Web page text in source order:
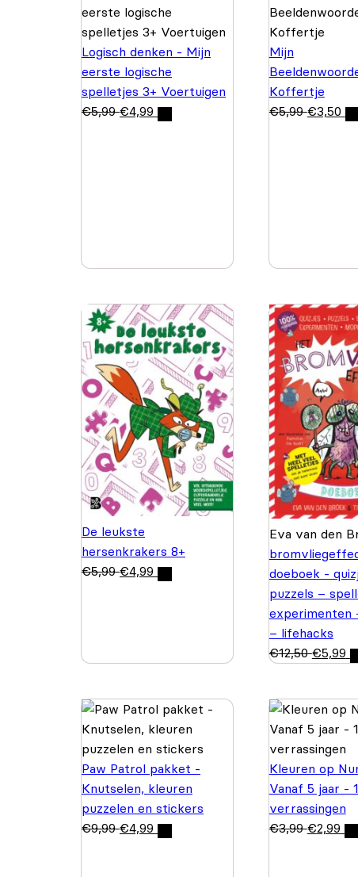
Logisch denken - Mijn
eerste logische
spelletjes 3+ Voertuigen
€5,99 €4,99
Mijn
Koffertje
€5,99 €3,50
De leukste
hersenkrakers 8+
€5,99 €4,99
Eva van den
doeboek -
puzzels –
experimenten
– lifehacks
€12,50 €5,99
Paw Patrol pakket -
Knutselen, kleuren
puzzelen en stickers
€9,99 €4,99
Kleuren op
Vanaf 5 jaar -
verrassingen
€3,99 €2,99